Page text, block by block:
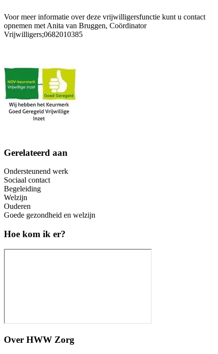
Voor meer informatie over deze vrijwilligersfunctie kunt u contact
opnemen met Anita van Bruggen, Coördinator
Vrijwilligers;0682010385
Gerelateerd aan
Ondersteunend werk
Sociaal contact
Begeleiding
Welzijn
Ouderen
Goede gezondheid en welzijn
Hoe kom ik er?
Over HWW Zorg